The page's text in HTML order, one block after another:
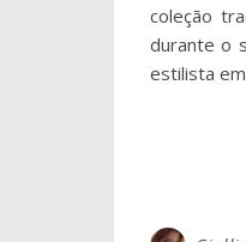
coleção
durante o
estilista